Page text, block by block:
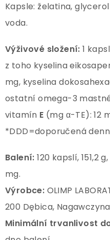
Kapsle: želatina,
voda.
Výživové složení:1
z toho kyselina
mg, kyselina
ostatní omega-3 mastné
vitamín E (mg α-TE): 12
*DDD=doporučená
Balení: 120 kapslí, 151,2
mg.
Výrobce: OLIMP
200 Dębica, Nagawczyna
Minimální trvanlivost